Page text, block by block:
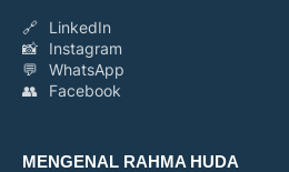
🔗
LinkedIn
📸
Instagram
💬
WhatsApp
👥
Facebook
MENGENAL RAHMA HUDA